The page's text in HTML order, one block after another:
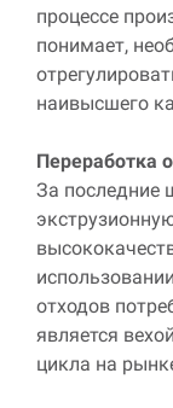
процессе
понимает,
наивысшего
Переработка
За последние
отходов
является
цикла на